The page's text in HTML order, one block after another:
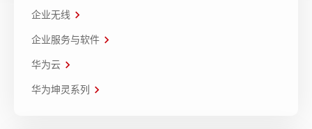
企业无线
企业服务与软件
华为云
华为坤灵系列